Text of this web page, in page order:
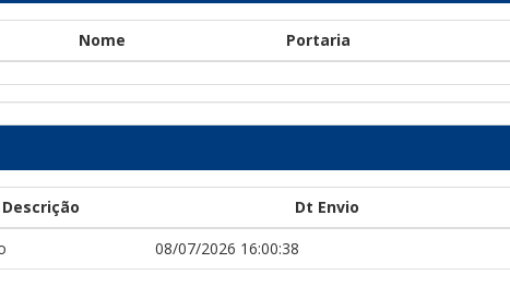
Nome Portaria
Descrição Dt Envio
08/07/2026 16:00:38